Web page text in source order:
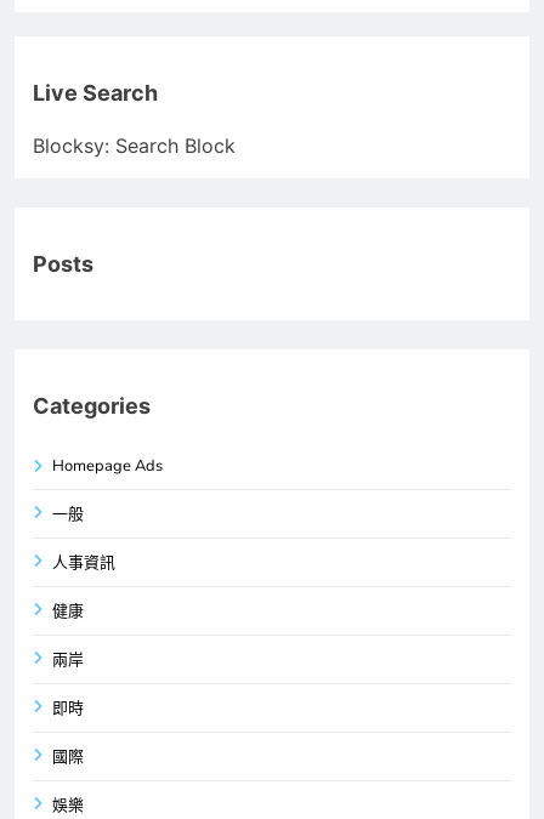
Live Search
Blocksy: Search Block
Posts
Categories
Homepage Ads
一般
人事資訊
健康
兩岸
即時
國際
娛樂